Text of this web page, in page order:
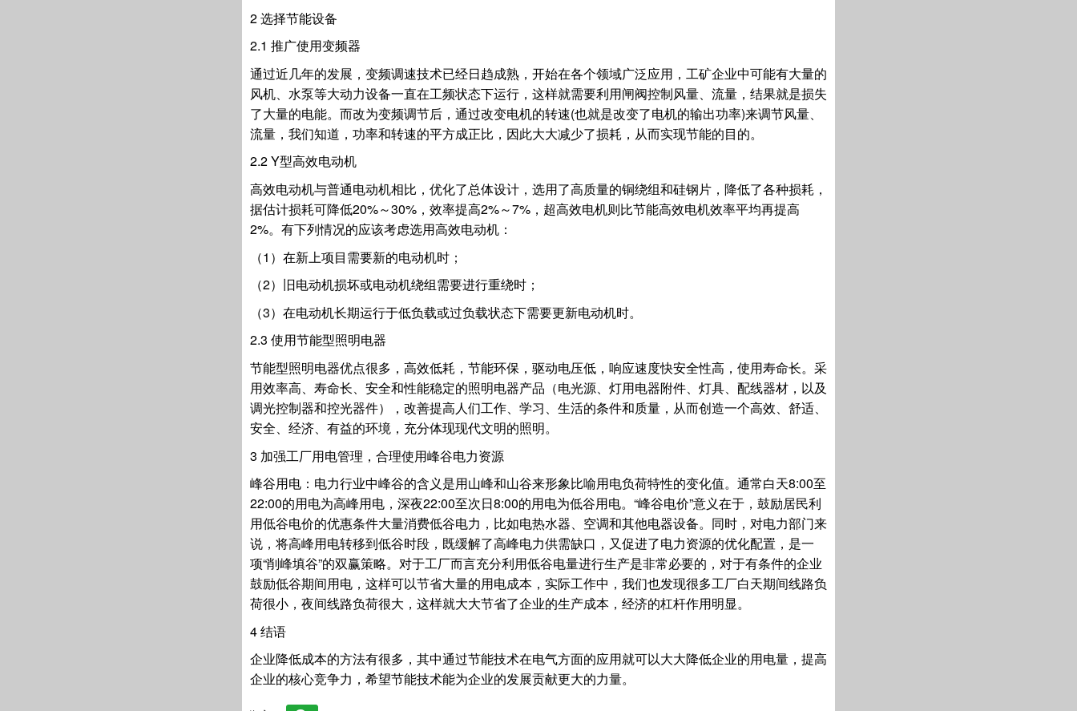
2 选择节能设备
2.1 推广使用变频器
通过近几年的发展，变频调速技术已经日趋成熟，开始在各个领域广泛应用，工矿企业中可能有大量的
风机、水泵等大动力设备一直在工频状态下运行，这样就需要利用闸阀控制风量、流量，结果就是损失
了大量的电能。而改为变频调节后，通过改变电机的转速(也就是改变了电机的输出功率)来调节风量、
流量，我们知道，功率和转速的平方成正比，因此大大减少了损耗，从而实现节能的目的。
2.2 Y型高效电动机
高效电动机与普通电动机相比，优化了总体设计，选用了高质量的铜绕组和硅钢片，降低了各种损耗，
据估计损耗可降低20%～30%，效率提高2%～7%，超高效电机则比节能高效电机效率平均再提高
2%。有下列情况的应该考虑选用高效电动机：
（1）在新上项目需要新的电动机时；
（2）旧电动机损坏或电动机绕组需要进行重绕时；
（3）在电动机长期运行于低负载或过负载状态下需要更新电动机时。
2.3 使用节能型照明电器
节能型照明电器优点很多，高效低耗，节能环保，驱动电压低，响应速度快安全性高，使用寿命长。采
用效率高、寿命长、安全和性能稳定的照明电器产品（电光源、灯用电器附件、灯具、配线器材，以及
调光控制器和控光器件），改善提高人们工作、学习、生活的条件和质量，从而创造一个高效、舒适、
安全、经济、有益的环境，充分体现现代文明的照明。
3 加强工厂用电管理，合理使用峰谷电力资源
峰谷用电：电力行业中峰谷的含义是用山峰和山谷来形象比喻用电负荷特性的变化值。通常白天8:00至
22:00的用电为高峰用电，深夜22:00至次日8:00的用电为低谷用电。“峰谷电价”意义在于，鼓励居民利
用低谷电价的优惠条件大量消费低谷电力，比如电热水器、空调和其他电器设备。同时，对电力部门来
说，将高峰用电转移到低谷时段，既缓解了高峰电力供需缺口，又促进了电力资源的优化配置，是一
项“削峰填谷”的双赢策略。对于工厂而言充分利用低谷电量进行生产是非常必要的，对于有条件的企业
鼓励低谷期间用电，这样可以节省大量的用电成本，实际工作中，我们也发现很多工厂白天期间线路负
荷很小，夜间线路负荷很大，这样就大大节省了企业的生产成本，经济的杠杆作用明显。
4 结语
企业降低成本的方法有很多，其中通过节能技术在电气方面的应用就可以大大降低企业的用电量，提高
企业的核心竞争力，希望节能技术能为企业的发展贡献更大的力量。